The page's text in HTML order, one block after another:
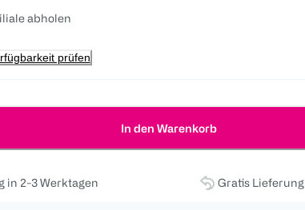
abholen
prüfen
In den Warenkorb
in 2-3 Werktagen Gratis